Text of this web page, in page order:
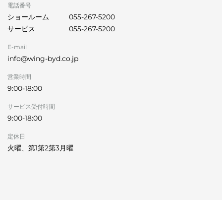
電話番号
ショールーム
055-267-5200
サービス
055-267-5200
E-mail
info@wing-byd.co.jp
営業時間
9:00-18:00
サービス受付時間
9:00-18:00
定休日
火曜、第1第2第3月曜